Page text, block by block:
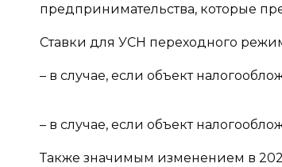
предпринимательства, которые
Ставки для УСН переходного
– в случае, если объект
– в случае, если объект
Также значимым изменением в